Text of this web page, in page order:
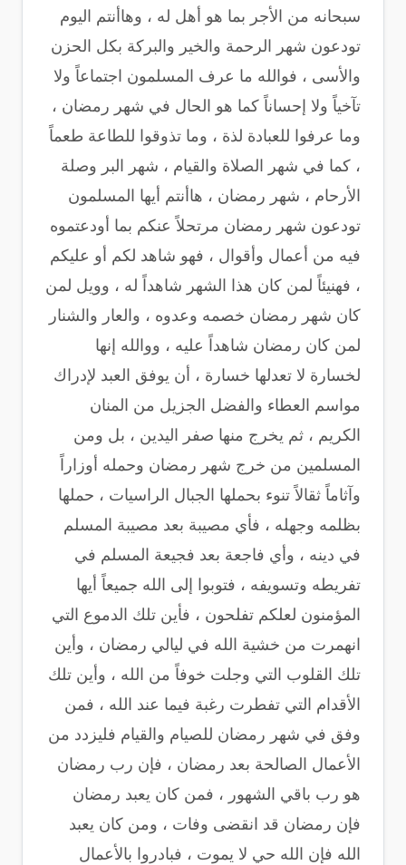
سبحانه من الأجر بما هو أهل له ، وهاأنتم اليوم
تودعون شهر الرحمة والخير والبركة بكل الحزن
والأسى ، فوالله ما عرف المسلمون اجتماعاً ولا
تآخياً ولا إحساناً كما هو الحال في شهر رمضان ،
وما عرفوا للعبادة لذة ، وما تذوقوا للطاعة طعماً
، كما في شهر الصلاة والقيام ، شهر البر وصلة
الأرحام ، شهر رمضان ، هاأنتم أيها المسلمون
تودعون شهر رمضان مرتحلاً عنكم بما أودعتموه
فيه من أعمال وأقوال ، فهو شاهد لكم أو عليكم
، فهنيئاً لمن كان هذا الشهر شاهداً له ، وويل لمن
كان شهر رمضان خصمه وعدوه ، والعار والشنار
لمن كان رمضان شاهداً عليه ، ووالله إنها
لخسارة لا تعدلها خسارة ، أن يوفق العبد لإدراك
مواسم العطاء والفضل الجزيل من المنان
الكريم ، ثم يخرج منها صفر اليدين ، بل ومن
المسلمين من خرج شهر رمضان وحمله أوزاراً
وآثاماً ثقالاً تنوء بحملها الجبال الراسيات ، حملها
بظلمه وجهله ، فأي مصيبة بعد مصيبة المسلم
في دينه ، وأي فاجعة بعد فجيعة المسلم في
تفريطه وتسويفه ، فتوبوا إلى الله جميعاً أيها
المؤمنون لعلكم تفلحون ، فأين تلك الدموع التي
انهمرت من خشية الله في ليالي رمضان ، وأين
تلك القلوب التي وجلت خوفاً من الله ، وأين تلك
الأقدام التي تفطرت رغبة فيما عند الله ، فمن
وفق في شهر رمضان للصيام والقيام فليزدد من
الأعمال الصالحة بعد رمضان ، فإن رب رمضان
هو رب باقي الشهور ، فمن كان يعبد رمضان
فإن رمضان قد انقضى وفات ، ومن كان يعبد
الله فإن الله حي لا يموت ، فبادروا بالأعمال